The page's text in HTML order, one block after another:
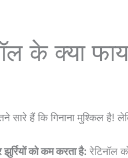
के क्या
सारे हैं कि गिनाना मुश्किल है!
को कम करता है: रेटिनॉल